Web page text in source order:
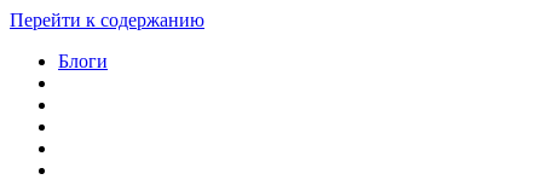
Перейти к содержанию
Блоги